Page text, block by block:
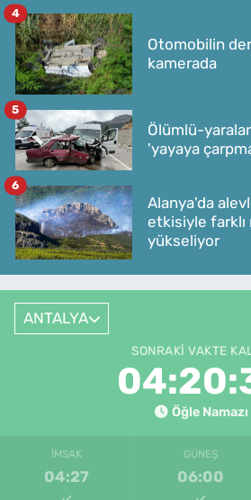
Otomobilin
kamerada
4
Ölümlü-
'yayaya
5
Alanya'da
etkisiyle farklı
yükseliyor
6
ANTALYA
SONRAKI VAKTE
Öğle Namazı
İMSAK
04:27
GÜNEŞ
06:00